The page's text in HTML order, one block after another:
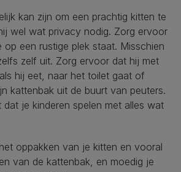
kan zijn om een prachtig kitten te
wel wat privacy nodig. Zorg ervoor
op een rustige plek staat. Misschien
zelf uit. Zorg ervoor dat hij met
hij eet, naar het toilet gaat of
kattenbak uit de buurt van peuters.
je kinderen spelen met alles wat
oppakken van je kitten en vooral
van de kattenbak, en moedig je